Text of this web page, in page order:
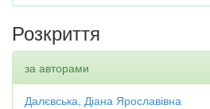
Розкриття
за авторами
Далєвська, Діана Ярославівна